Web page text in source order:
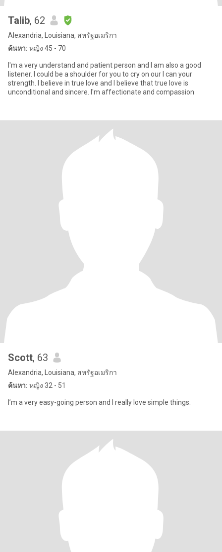
Talib, 62
Alexandria, Louisiana, สหรัฐอเมริกา
ค้นหา: หญิง 45 - 70
I'm a very understand and patient person and I am also a good
listener. I could be a shoulder for you to cry on our I can your
strength. I believe in true love and I believe that true love is
unconditional and sincere. I'm affectionate and compassion
Scott, 63
Alexandria, Louisiana, สหรัฐอเมริกา
ค้นหา: หญิง 32 - 51
I’m a very easy-going person and I really love simple things.